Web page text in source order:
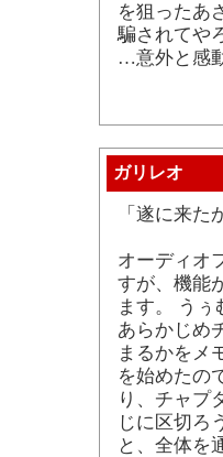
を狙ったあ
騙されてや
…意外と感
ガリレオ
「遂に来
オーディオ
すが、機能
ます。 うぅ
あらかじめ
まるかをメ
を始めたの
り、チャプ
じに区切ろ
と、全体を